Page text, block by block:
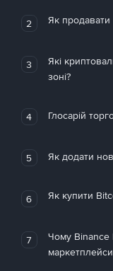
2 Як
3
Які
зоні?
4 Глосарій
5 Як додати
6 Як купити
7
Чому Binance